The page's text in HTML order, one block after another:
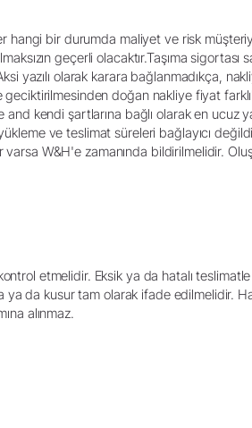
hangi bir durumda maliyet ve risk
geçerli olacaktır.Taşıma
yazılı olarak karara bağlanmadıkça,
doğan nakliye fiyat
kendi şartlarına bağlı olarak en ucuz
ve teslimat süreleri bağlayıcı
W&H'e zamanında bildirilmelidir.
etmelidir. Eksik ya da hatalı
da kusur tam olarak ifade edilmelidir.
alınmaz.